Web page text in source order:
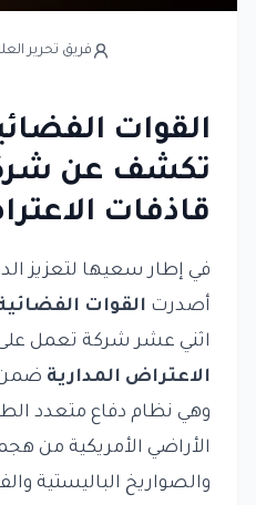
فريق تحرير
القوات
تكشف عن
قاذفات
في إطار سعيها لتعزيز
أصدرت القوات
اثني عشر شركة تعمل
الاعتراض المدارية ضمن
وهي نظام دفاع متعدد
الأراضي الأمريكية من
والصواريخ الباليستية